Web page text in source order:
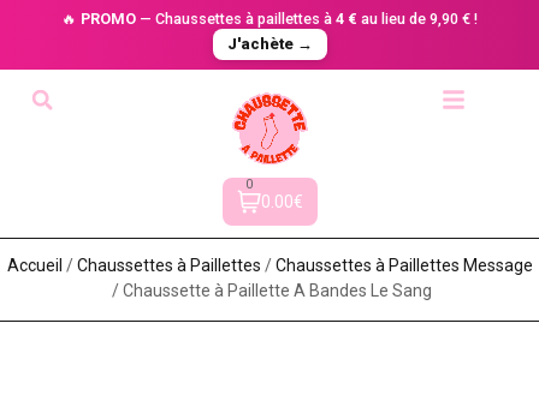
🔥 PROMO — Chaussettes à paillettes à 4 € au lieu de 9,90 € !
J'achète →
0
0.00€
Accueil /Chaussettes à Paillette​s /Chaussettes à Paillettes Message​
/ Chaussette à Paillette A Bandes Le Sang